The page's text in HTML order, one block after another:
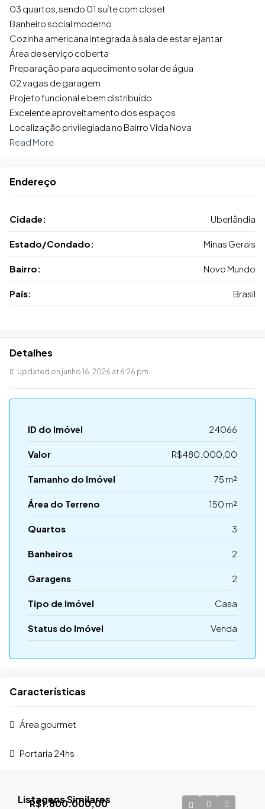
03 quartos, sendo 01 suíte com closet
Banheiro social moderno
Cozinha americana integrada à sala de estar e jantar
Área de serviço coberta
Preparação para aquecimento solar de água
02 vagas de garagem
Projeto funcional e bem distribuído
Excelente aproveitamento dos espaços
Localização privilegiada no Bairro Vida Nova
Read More
Endereço
Cidade: Uberlândia
Estado/Condado: Minas Gerais
Bairro: Novo Mundo
País: Brasil
Detalhes
Updated on junho 16, 2026 at 6:26 pm
ID do Imóvel 24066
Valor R$480.000,00
Tamanho do Imóvel 75 m²
Área do Terreno 150 m²
Quartos 3
Banheiros 2
Garagens 2
Tipo de Imóvel Casa
Status do Imóvel Venda
Características
Área gourmet
Portaria 24hs
Listagens Similares
R$1.800.000,00